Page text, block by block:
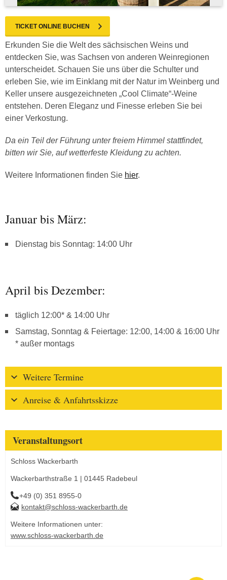
TICKET ONLINE BUCHEN
Erkunden Sie die Welt des sächsischen Weins und
entdecken Sie, was Sachsen von anderen Weinregionen
unterscheidet. Schauen Sie uns über die Schulter und
erleben Sie, wie im Einklang mit der Natur im Weinberg und
Keller unsere ausgezeichneten „Cool Climate“-Weine
entstehen. Deren Eleganz und Finesse erleben Sie bei
einer Verkostung.
Da ein Teil der Führung unter freiem Himmel stattfindet,
bitten wir Sie, auf wetterfeste Kleidung zu achten.
Weitere Informationen finden Sie hier.
Januar bis März:
Dienstag bis Sonntag: 14:00 Uhr
April bis Dezember:
täglich 12:00* & 14:00 Uhr
Samstag, Sonntag & Feiertage: 12:00, 14:00 & 16:00 Uhr
* außer montags
Weitere Termine
Anreise & Anfahrtsskizze
Veranstaltungsort
Schloss Wackerbarth
Wackerbarthstraße 1 | 01445 Radebeul
+49 (0) 351 8955-0
kontakt@schloss-wackerbarth.de
Weitere Informationen unter:
www.schloss-wackerbarth.de